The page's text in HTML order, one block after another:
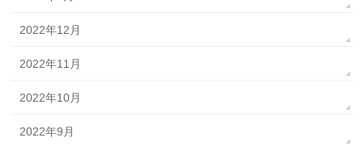
2022年12月
2022年11月
2022年10月
2022年9月